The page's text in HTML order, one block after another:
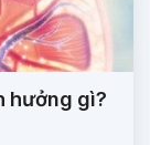
hưởng gì?